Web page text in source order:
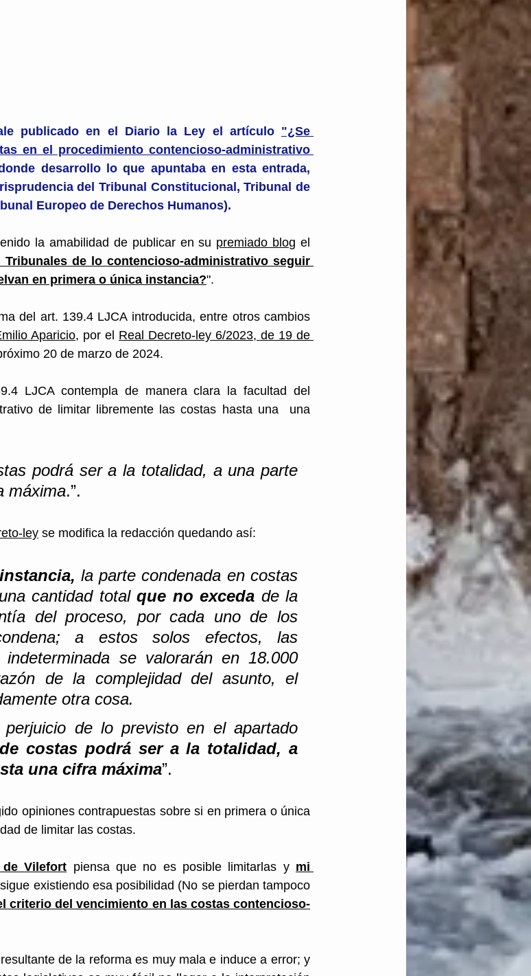
publicado en el Diario la Ley el artículo "¿Se
en el procedimiento contencioso-administrativo
desarrollo lo que apuntaba en esta entrada,
del Tribunal Constitucional, Tribunal de
Europeo de Derechos Humanos).
la amabilidad de publicar en su premiado blog el
de lo contencioso-administrativo seguir
en primera o única instancia?".
del art. 139.4 LJCA introducida, entre otros cambios
Aparicio, por el Real Decreto-ley 6/2023, de 19 de
20 de marzo de 2024.
LJCA contempla de manera clara la facultad del
de limitar libremente las costas hasta una  una
podrá ser a la totalidad, a una parte
máxima.”.
ley se modifica la redacción quedando así:
la parte condenada en costas
cantidad total que no exceda de la
del proceso, por cada uno de los
a estos solos efectos, las
se valorarán en 18.000
de la complejidad del asunto, el
otra cosa.
de lo previsto en el apartado
costas podrá ser a la totalidad, a
una cifra máxima”.
opiniones contrapuestas sobre si en primera o única
de limitar las costas.
de Vilefort piensa que no es posible limitarlas y mi
existiendo esa posibilidad (No se pierdan tampoco
criterio del vencimiento en las costas contencioso-
de la reforma es muy mala e induce a error; y